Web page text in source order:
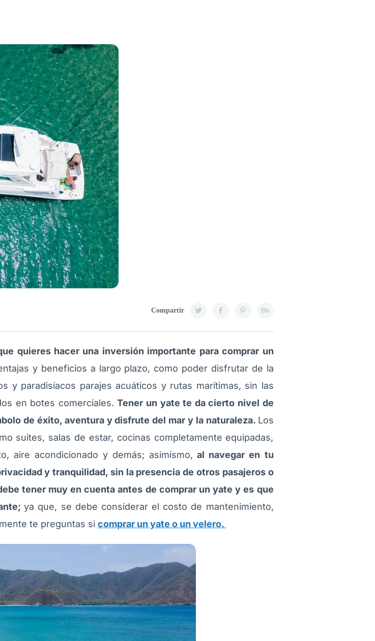
Compartir
quieres hacer una inversión importante para comprar un
y beneficios a largo plazo, como poder disfrutar de la
y paradisíacos parajes acuáticos y rutas marítimas, sin las
en botes comerciales.Tener un yate te da cierto nivel de
de éxito, aventura y disfrute del mar y la naturaleza. Los
suites, salas de estar, cocinas completamente equipadas,
aire acondicionado y demás; asimismo, al navegar en tu
y tranquilidad, sin la presencia de otros pasajeros o
tener muy en cuenta antes de comprar un yate y es que
ya que, se debe considerar el costo de mantenimiento,
te preguntas si comprar un yate o un velero.